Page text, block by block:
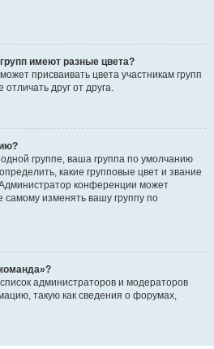
имеют разные цвета?
присваивать цвета участникам групп
друг от друга.
группе, ваша группа по умолчанию
какие групповые цвет и звание
конференции может
изменять вашу группу по
администраторов и модераторов
такую как сведения о форумах,